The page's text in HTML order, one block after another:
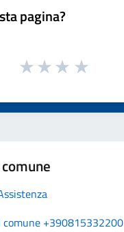
pagina?
comune +390815332200